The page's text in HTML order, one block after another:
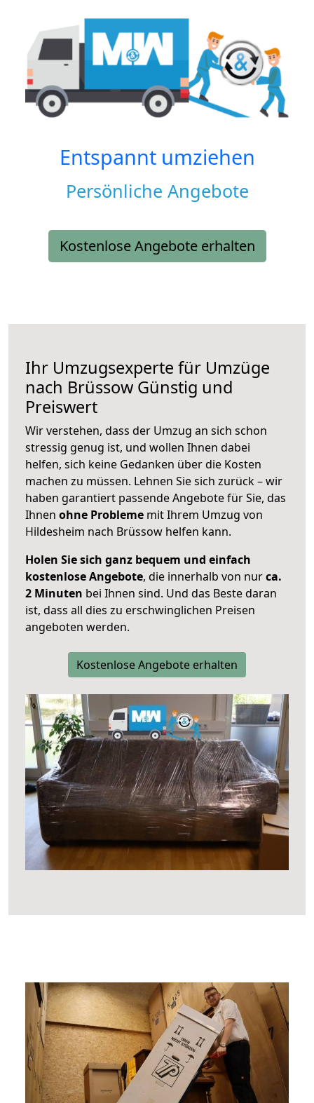
Entspannt umziehen
Persönliche Angebote
Kostenlose Angebote erhalten
Ihr Umzugsexperte für Umzüge
nach Brüssow Günstig und
Preiswert
Wir verstehen, dass der Umzug an sich schon
stressig genug ist, und wollen Ihnen dabei
helfen, sich keine Gedanken über die Kosten
machen zu müssen. Lehnen Sie sich zurück – wir
haben garantiert passende Angebote für Sie, das
Ihnen ohne Probleme mit Ihrem Umzug von
Hildesheim nach Brüssow helfen kann.
Holen Sie sich ganz bequem und einfach
kostenlose Angebote, die innerhalb von nurca.
2 Minuten bei Ihnen sind. Und das Beste daran
ist, dass all dies zu erschwinglichen Preisen
angeboten werden.
Kostenlose Angebote erhalten